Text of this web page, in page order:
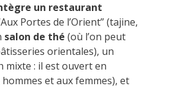
un restaurant
Portes de l’Orient” (tajine,
salon de thé (où l’on peut
orientales), un
mixte : il est ouvert en
et aux femmes), et